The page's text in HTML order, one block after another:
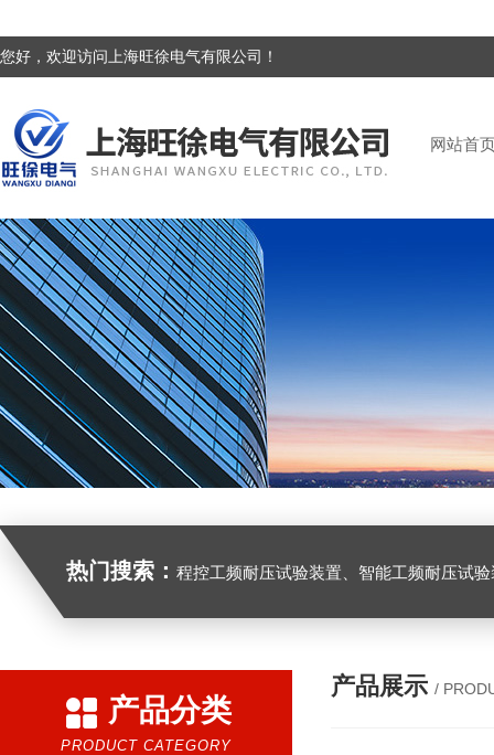
您好，欢迎访问上海旺徐电气有限公司！
网站首
热门搜索： 程控工频耐压试验装置、智能工频耐压试验装置、工频耐压试验装置、工频耐压试验仪、工频耐压试验台、高压耐压试
产品分类
PRODUCT CATEGORY
产品展示 /